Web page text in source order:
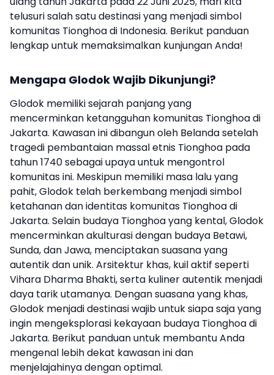
telusuri salah satu destinasi yang menjadi simbol
komunitas Tionghoa di Indonesia. Berikut panduan
lengkap untuk memaksimalkan kunjungan Anda!
Mengapa Glodok Wajib Dikunjungi?
Glodok memiliki sejarah panjang yang
mencerminkan ketangguhan komunitas Tionghoa di
Jakarta. Kawasan ini dibangun oleh Belanda setelah
tragedi pembantaian massal etnis Tionghoa pada
tahun1740sebagai upaya untuk mengontrol
komunitas ini. Meskipun memiliki masa lalu yang
pahit, Glodok telah berkembang menjadi simbol
ketahanan dan identitas komunitas Tionghoa di
Jakarta. Selain budaya Tionghoa yang kental, Glodok
mencerminkan akulturasi dengan budaya Betawi,
Sunda, dan Jawa, menciptakan suasana yang
autentik dan unik. Arsitektur khas, kuil aktif seperti
Vihara Dharma Bhakti, serta kuliner autentik menjadi
daya tarik utamanya. Dengan suasana yang khas,
Glodok menjadi destinasi wajib untuk siapa saja yang
ingin mengeksplorasi kekayaan budaya Tionghoa di
Jakarta. Berikut panduan untuk membantu Anda
mengenal lebih dekat kawasan ini dan
menjelajahinya dengan optimal.